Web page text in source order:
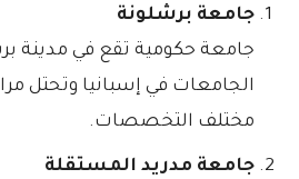
جامعة برشلونة
جامعة حكومية تقع في مدينة
الجامعات في إسبانيا وتحتل
مختلف التخصصات.
جامعة مدريد المستقلة